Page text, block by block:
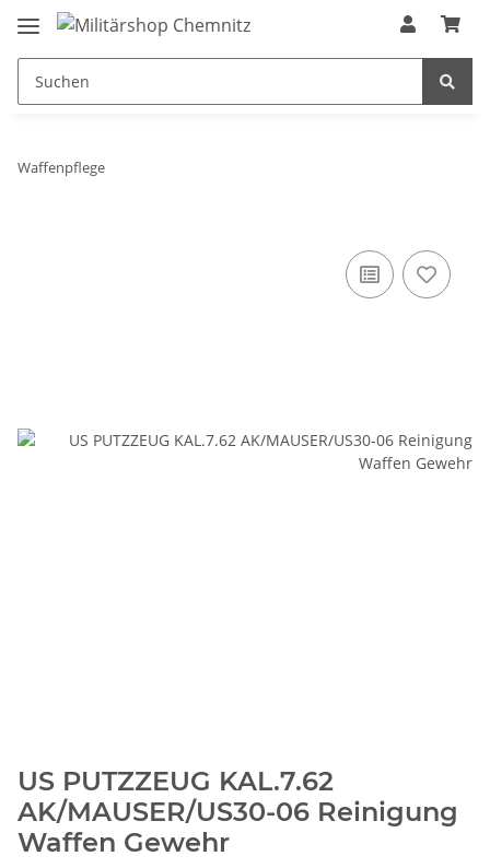
Waffenpflege
US PUTZZEUG KAL.7.62
AK/MAUSER/US30-06 Reinigung
Waffen Gewehr